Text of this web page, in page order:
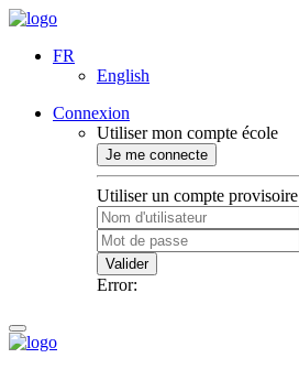
FR
English
Connexion
Utiliser mon compte école
Je me connecte
Utiliser un compte provisoire
Valider
Error: